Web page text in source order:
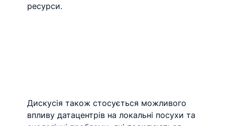
ресурси.
Дискусія також стосується можливого
впливу датацентрів на локальні посухи та